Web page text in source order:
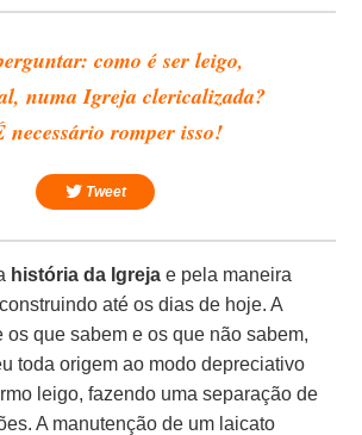
como é ser leigo,
numa Igreja clericalizada?
necessário romper isso!
Tweet
história da Igreja e pela maneira
até os dias de hoje. A
os que sabem e os que não sabem,
toda origem ao modo depreciativo
leigo, fazendo uma separação de
A manutenção de um laicato